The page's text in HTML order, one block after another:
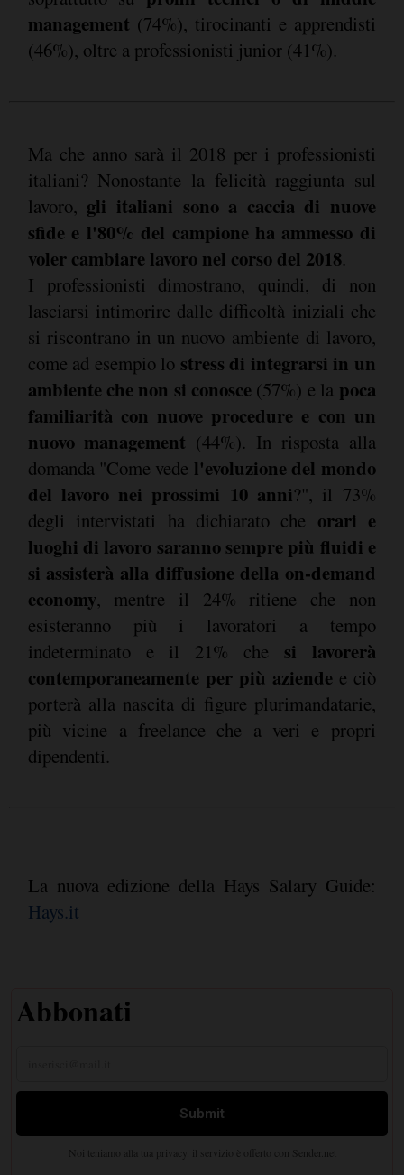
management (74%), tirocinanti e apprendisti
(46%), oltre a professionisti junior (41%).
Ma che anno sarà il 2018 per i professionisti
italiani? Nonostante la felicità raggiunta sul
lavoro, gli italiani sono a caccia di nuove
sfide e l'80% del campione ha ammesso di
voler cambiare lavoro nel corso del 2018.
I professionisti dimostrano, quindi, di non
lasciarsi intimorire dalle difficoltà iniziali che
si riscontrano in un nuovo ambiente di lavoro,
come ad esempio lo stress di integrarsi in un
ambiente che non si conosce (57%) e la poca
familiarità con nuove procedure e con un
nuovo management (44%). In risposta alla
domanda "Come vede l'evoluzione del mondo
del lavoro nei prossimi 10 anni?", il 73%
degli intervistati ha dichiarato che orari e
luoghi di lavoro saranno sempre più fluidi e
si assisterà alla diffusione della on-demand
economy, mentre il 24% ritiene che non
esisteranno più i lavoratori a tempo
indeterminato e il 21% che si lavorerà
contemporaneamente per più aziende e ciò
porterà alla nascita di figure plurimandatarie,
più vicine a freelance che a veri e propri
dipendenti.
La nuova edizione della Hays Salary Guide:
Hays.it